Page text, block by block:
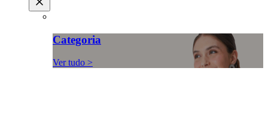
Categoria
Ver tudo >